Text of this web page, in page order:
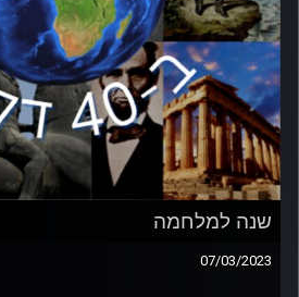
שנה למלחמה
07/03/2023